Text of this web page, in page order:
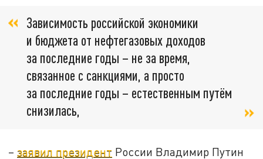
Зависимость российской экономики
и бюджета от нефтегазовых доходов
за последние годы – не за время,
связанное с санкциями, а просто
за последние годы – естественным путём
снизилась,
–заявил президент России Владимир Путин